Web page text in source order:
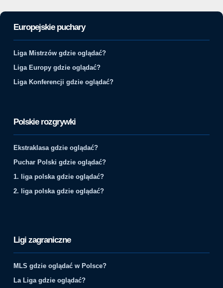
Europejskie puchary
Liga Mistrzów gdzie oglądać?
Liga Europy gdzie oglądać?
Liga Konferencji gdzie oglądać?
Polskie rozgrywki
Ekstraklasa gdzie oglądać?
Puchar Polski gdzie oglądać?
1. liga polska gdzie oglądać?
2. liga polska gdzie oglądać?
Ligi zagraniczne
MLS gdzie oglądać w Polsce?
La Liga gdzie oglądać?